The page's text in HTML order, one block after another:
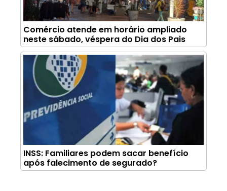
Comércio atende em horário ampliado
neste sábado, véspera do Dia dos Pais
INSS: Familiares podem sacar benefício
após falecimento de segurado?